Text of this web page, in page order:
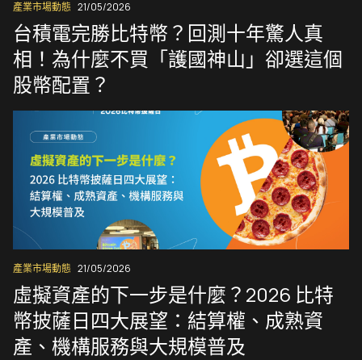
產業市場動態 21/05/2026
台積電完勝比特幣？回測十年驚人真
相！為什麼不買「護國神山」卻選這個
股幣配置？
產業市場動態 21/05/2026
虛擬資產的下一步是什麼？2026 比特
幣披薩日四大展望：結算權、成熟資
產、機構服務與大規模普及